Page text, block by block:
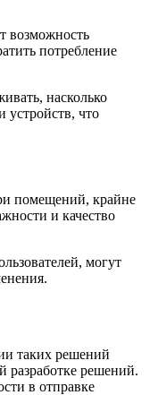
возможность
потребление
насколько
устройств, что
помещений, крайне
и качество
могут
таких решений
разработке решений.
в отправке